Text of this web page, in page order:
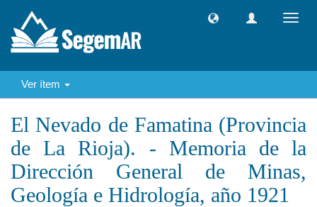
Ver ítem
El Nevado de Famatina (Provincia
de La Rioja). - Memoria de la
Dirección General de Minas,
Geología e Hidrología, año 1921